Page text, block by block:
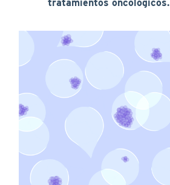
tratamientos oncológicos.